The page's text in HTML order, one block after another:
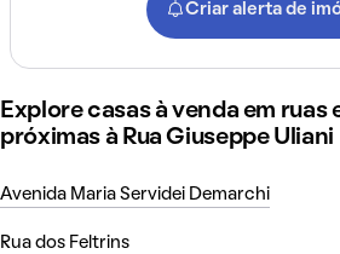
Criar alerta de
Explore casas à venda em ruas
próximas à Rua Giuseppe Uliani
Avenida Maria Servidei Demarchi
Rua dos Feltrins